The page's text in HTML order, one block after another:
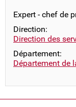
Expert - chef de
Direction:
Direction des
Département:
Département de